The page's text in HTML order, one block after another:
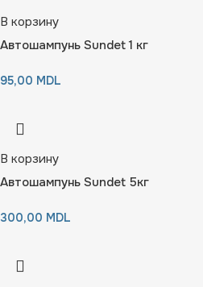
В корзину
Автошампунь Sundet 1 кг
95,00 MDL
В корзину
Автошампунь Sundet 5кг
300,00 MDL